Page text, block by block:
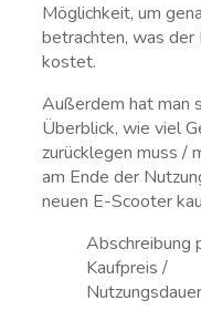
Möglichkeit, um
betrachten, was der
kostet.
Außerdem hat man
Überblick, wie viel
zurücklegen muss /
am Ende der
neuen E-Scooter
Abschreibung
Kaufpreis /